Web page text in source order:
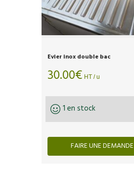
Evier inox double bac
30.00€ HT / u
1 en stock
FAIRE UNE DEMANDE